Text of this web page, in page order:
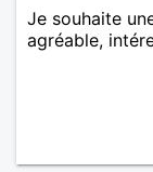
Je souhaite
agréable,